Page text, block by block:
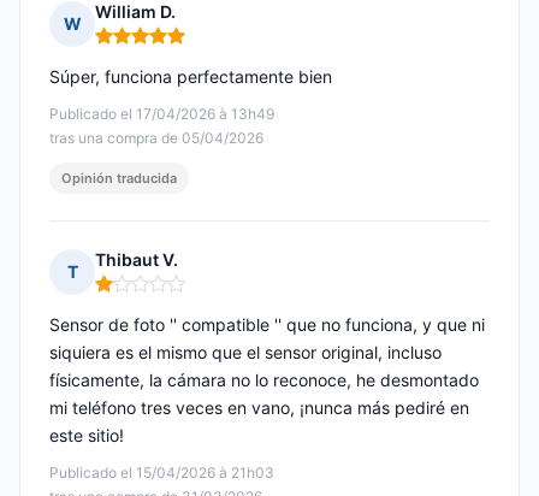
W
William D.
Nota: 5 de 5
Publicado el 17/04/2026 à 13h49
tras una compra de 05/04/2026
Súper, funciona perfectamente bien
Opinión traducida
T
Thibaut V.
Nota: 1 de 5
Publicado el 15/04/2026 à 21h03
Sensor de foto '' compatible '' que no funciona, y que ni
siquiera es el mismo que el sensor original, incluso
físicamente, la cámara no lo reconoce, he desmontado
mi teléfono tres veces en vano, ¡nunca más pediré en
este sitio!